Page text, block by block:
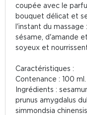
coupée avec le
bouquet délicat et
l'instant du
sésame, d'amande
soyeux et
Caractéristiques :
Contenance : 100 ml.
Ingrédients :
prunus amygdalus
simmondsia